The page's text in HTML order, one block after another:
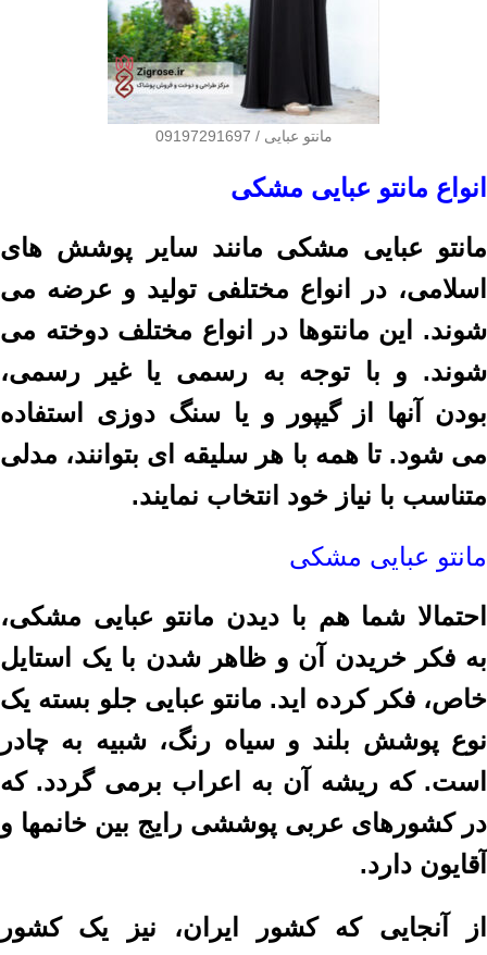
مانتو عبایی / 09197291697
انواع مانتو عبایی مشکی
مانتو عبایی مشکی مانند سایر پوشش های
اسلامی، در انواع مختلفی تولید و عرضه می
شوند. این مانتوها در انواع مختلف دوخته می
شوند. و با توجه به رسمی یا غیر رسمی،
بودن آنها از گیپور و یا سنگ دوزی استفاده
می شود. تا همه با هر سلیقه ای بتوانند، مدلی
متناسب با نیاز خود انتخاب نمایند.
مانتو عبایی مشکی
احتمالا شما هم با دیدن مانتو عبایی مشکی،
به فکر خریدن آن و ظاهر شدن با یک استایل
خاص، فکر کرده اید. مانتو عبایی جلو بسته یک
نوع پوشش بلند و سیاه رنگ، شبیه به چادر
است. که ریشه آن به اعراب برمی گردد. که
در کشورهای عربی پوششی رایج بین خانمها و
آقایون دارد.
از آنجایی که کشور ایران، نیز یک کشور